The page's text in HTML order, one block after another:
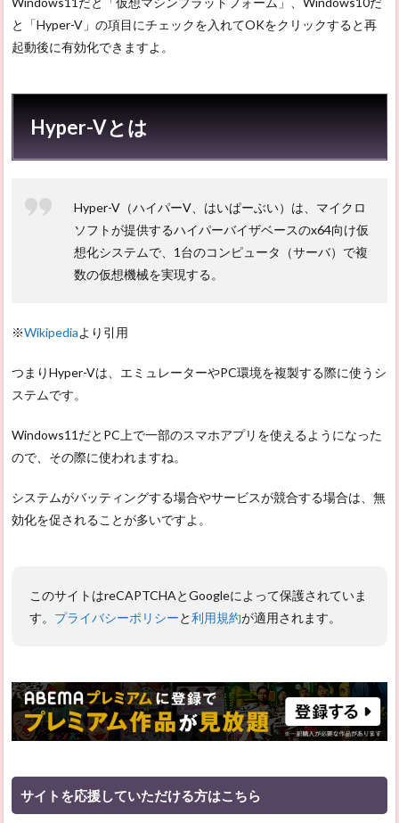
と「Hyper-V」の項目にチェックを入れてOKをクリックすると再
起動後に有効化できますよ。
Hyper-Vとは
Hyper-V（ハイパーV、はいぱーぶい）は、マイクロ
ソフトが提供するハイパーバイザベースのx64向け仮
想化システムで、1台のコンピュータ（サーバ）で複
数の仮想機械を実現する。
※Wikipediaより引用
つまりHyper-Vは、エミュレーターやPC環境を複製する際に使うシ
ステムです。
Windows11だとPC上で一部のスマホアプリを使えるようになった
ので、その際に使われますね。
システムがバッティングする場合やサービスが競合する場合は、無
効化を促されることが多いですよ。
このサイトはreCAPTCHAとGoogleによって保護されていま
す。 プライバシーポリシーと利用規約が適用されます。
サイトを応援していただける方はこちら